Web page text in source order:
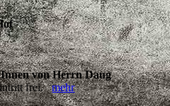
von Herrn Daug
frei.mehr